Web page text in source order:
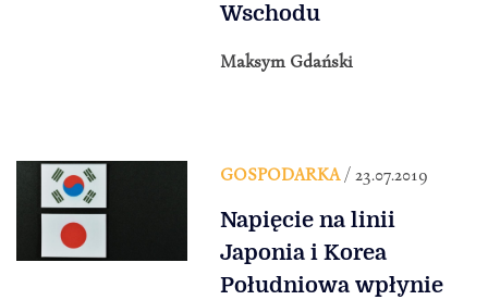
Wschodu
Maksym Gdański
GOSPODARKA/ 23.07.2019
Napięcie na linii
Japonia i Korea
Południowa wpłynie